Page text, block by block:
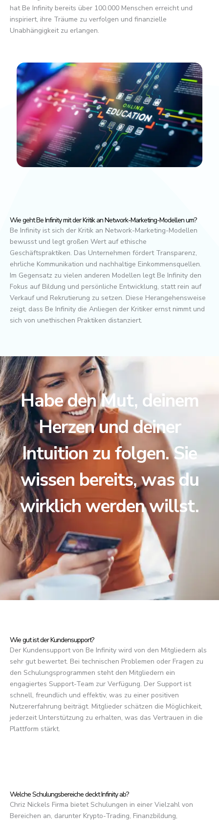
hat Be Infinity bereits über 100.000 Menschen erreicht und
inspiriert, ihre Träume zu verfolgen und finanzielle
Unabhängigkeit zu erlangen.
Wie geht Be Infinity mit der Kritik an Network-Marketing-Modellen um?
Be Infinity ist sich der Kritik an Network-Marketing-Modellen
bewusst und legt großen Wert auf ethische
Geschäftspraktiken. Das Unternehmen fördert Transparenz,
ehrliche Kommunikation und nachhaltige Einkommensquellen.
Im Gegensatz zu vielen anderen Modellen legt Be Infinity den
Fokus auf Bildung und persönliche Entwicklung, statt rein auf
Verkauf und Rekrutierung zu setzen. Diese Herangehensweise
zeigt, dass Be Infinity die Anliegen der Kritiker ernst nimmt und
sich von unethischen Praktiken distanziert.
Habe den Mut, deinem
Herzen und deiner
Intuition zu folgen. Sie
wissen bereits, was du
wirklich werden willst.
Wie gut ist der Kundensupport?
Der Kundensupport von Be Infinity wird von den Mitgliedern als
sehr gut bewertet. Bei technischen Problemen oder Fragen zu
den Schulungsprogrammen steht den Mitgliedern ein
engagiertes Support-Team zur Verfügung. Der Support ist
schnell, freundlich und effektiv, was zu einer positiven
Nutzererfahrung beiträgt. Mitglieder schätzen die Möglichkeit,
jederzeit Unterstützung zu erhalten, was das Vertrauen in die
Plattform stärkt.
Welche Schulungsbereiche deckt Infinity ab?
Chriz Nickels Firma bietet Schulungen in einer Vielzahl von
Bereichen an, darunter Krypto-Trading, Finanzbildung,